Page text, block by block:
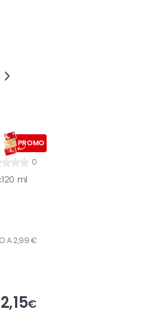
PROMO
0
ml
A 2,99 €
2,15€